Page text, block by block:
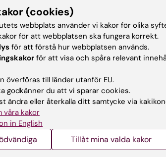
Stöd
Karolinska
Kontakta
(cookies)
webbplats använder vi kakor för olika
för att webbplatsen ska fungera korrekt.
för att förstå hur webbplatsen används.
för att visa och spåra relevant
överföras till länder utanför EU.
godkänner du att vi sparar cookies.
ändra eller återkalla ditt samtycke via
våra kakor
in English
Tillåt mina valda kakor